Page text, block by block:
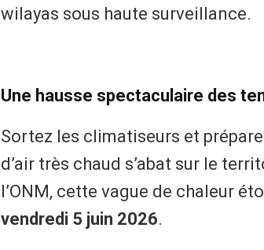
wilayas sous haute surveillance.
Une hausse spectaculaire des
Sortez les climatiseurs et
d’air très chaud s’abat sur le
l’ONM, cette vague de chaleur
vendredi 5 juin 2026.